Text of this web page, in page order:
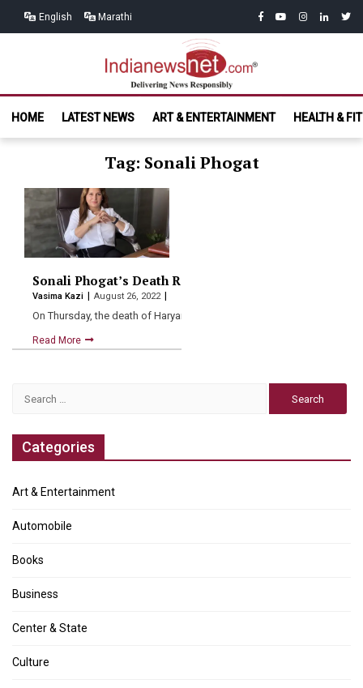
English Marathi facebook
youtubeinstagram
linkedin
India News
Net.com
HOME
LATEST NEWS ART & ENTERTAINMENT HEALTH &
Tag: Sonali Phogat
Sonali Phogat’s Death Registered As Murder Case
Vasima Kazi August 26, 2022
On Thursday, the death of Haryana BJP politician Sonali Phogat…
Read More
Categories
Art & Entertainment
Automobile
Books
Business
Center & State
Culture